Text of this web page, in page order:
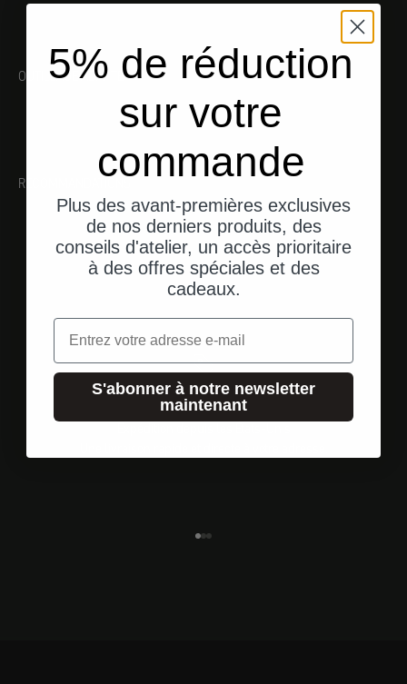
OUTILLAGE ADAPTÉ
RECOMMANDATIONS
5% de réduction
sur votre
commande
Plus des avant-premières exclusives
de nos derniers produits, des
conseils d'atelier, un accès prioritaire
à des offres spéciales et des
cadeaux.
Email
S'abonner à notre newsletter
maintenant